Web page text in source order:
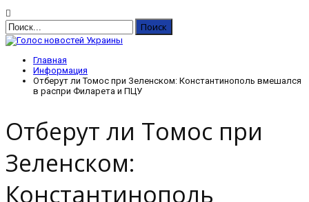
Главная
Информация
Отберут ли Томос при Зеленском: Константинополь вмешался
в распри Филарета и ПЦУ
Отберут ли Томос при
Зеленском:
Константинополь